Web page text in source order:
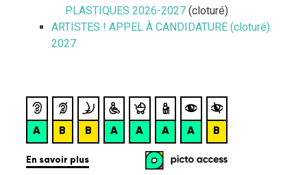
PLASTIQUES 2026-2027 (cloturé)
ARTISTES ! APPEL À CANDIDATURE (cloturé)
2027